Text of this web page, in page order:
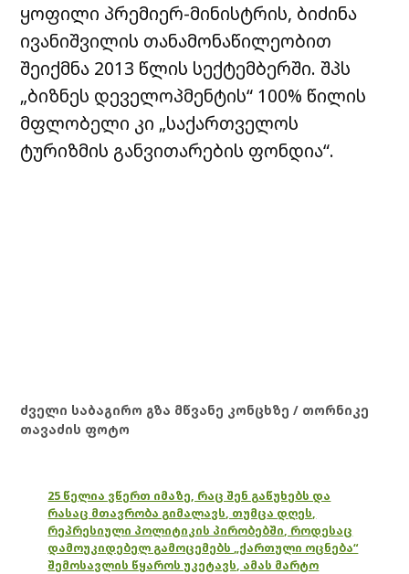
ყოფილი პრემიერ-მინისტრის, ბიძინა
ივანიშვილის თანამონაწილეობით
შეიქმნა 2013 წლის სექტემბერში. შპს
„ბიზნეს დეველოპმენტის“ 100% წილის
მფლობელი კი „საქართველოს
ტურიზმის განვითარების ფონდია“.
ძველი საბაგირო გზა მწვანე კონცხზე / თორნიკე
თავაძის ფოტო
25 წელია ვწერთ იმაზე, რაც შენ გაწუხებს და
რასაც მთავრობა გიმალავს, თუმცა დღეს,
რეპრესიული პოლიტიკის პირობებში, როდესაც
დამოუკიდებელ გამოცემებს „ქართული ოცნება“
შემოსავლის წყაროს უკეტავს, ამას მარტო